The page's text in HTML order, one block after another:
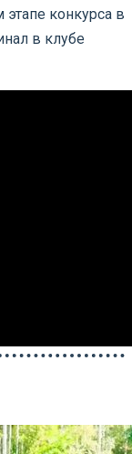
конкурса в
в клубе